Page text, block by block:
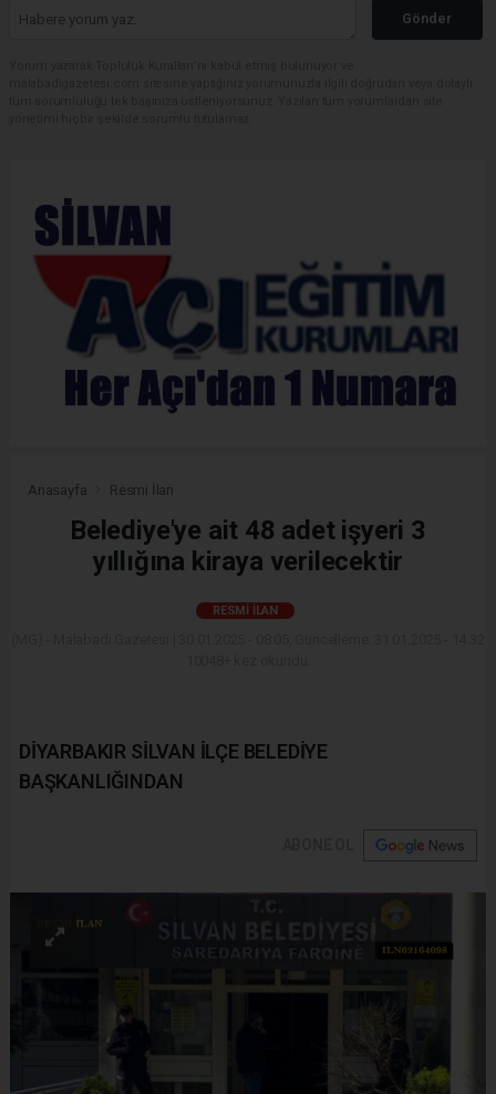
Gönder
Anasayfa Resmi İlan
Belediye'ye ait 48 adet işyeri 3
yıllığına kiraya verilecektir
RESMI İLAN
DİYARBAKIR SİLVAN İLÇE BELEDİYE
BAŞKANLIĞINDAN